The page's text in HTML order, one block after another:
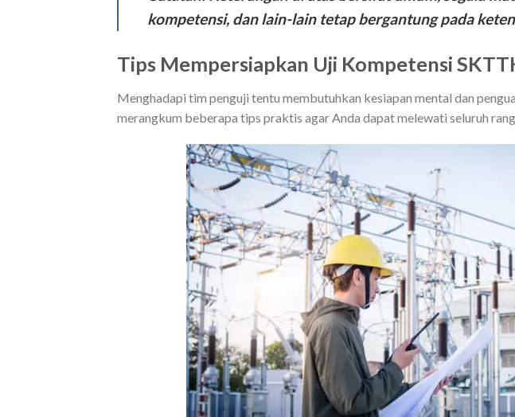
kompetensi, dan lain-lain tetap bergantung pada
Tips Mempersiapkan Uji Kompetensi
Menghadapi tim penguji tentu membutuhkan kesiapan mental dan
merangkum beberapa tips praktis agar Anda dapat melewati seluruh